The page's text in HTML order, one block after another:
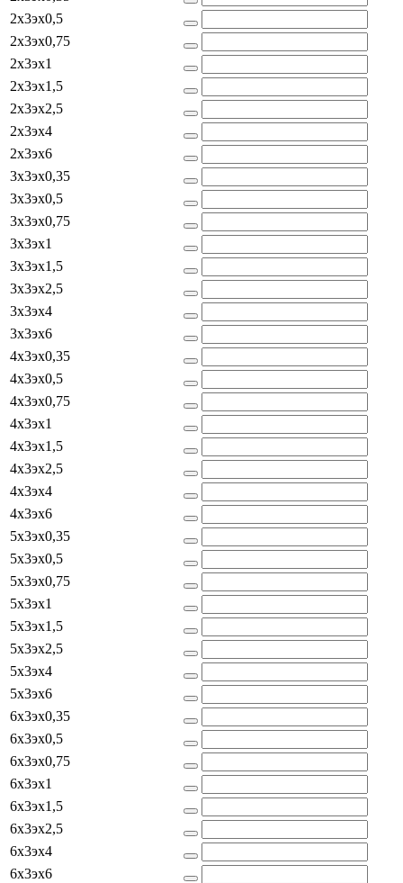
2x3эx0,5
2x3эx0,75
2x3эx1
2x3эx1,5
2x3эx2,5
2x3эx4
2x3эx6
3x3эx0,35
3x3эx0,5
3x3эx0,75
3x3эx1
3x3эx1,5
3x3эx2,5
3x3эx4
3x3эx6
4x3эx0,35
4x3эx0,5
4x3эx0,75
4x3эx1
4x3эx1,5
4x3эx2,5
4x3эx4
4x3эx6
5x3эx0,35
5x3эx0,5
5x3эx0,75
5x3эx1
5x3эx1,5
5x3эx2,5
5x3эx4
5x3эx6
6x3эx0,35
6x3эx0,5
6x3эx0,75
6x3эx1
6x3эx1,5
6x3эx2,5
6x3эx4
6x3эx6